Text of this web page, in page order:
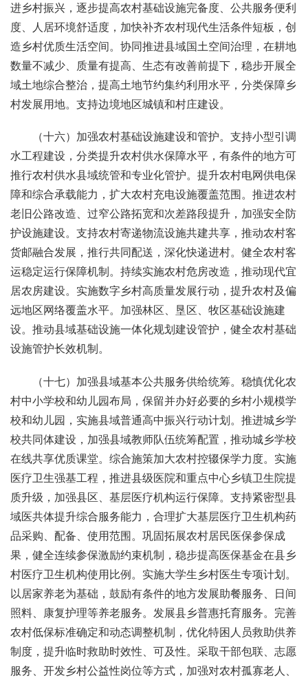
进乡村振兴，逐步提高农村基础设施完备度、公共服务便利
度、人居环境舒适度，加快补齐农村现代生活条件短板，创
造乡村优质生活空间。协同推进县域国土空间治理，在耕地
数量不减少、质量有提高、生态有改善前提下，稳步开展全
域土地综合整治，提高土地节约集约利用水平，分类保障乡
村发展用地。支持边境地区城镇和村庄建设。
（十六）加强农村基础设施建设和管护。支持小型引调
水工程建设，分类提升农村供水保障水平，有条件的地方可
推行农村供水县域统管和专业化管护。提升农村电网供电保
障和综合承载能力，扩大农村充电设施覆盖范围。推进农村
老旧公路改造、过窄公路拓宽和次差路段提升，加强安全防
护设施建设。支持农村寄递物流设施共建共享，推动农村客
货邮融合发展，推行共同配送，深化快递进村。健全农村客
运稳定运行保障机制。持续实施农村危房改造，推动现代宜
居农房建设。实施数字乡村高质量发展行动，提升农村及偏
远地区网络覆盖水平。加强林区、垦区、牧区基础设施建
设。推动县域基础设施一体化规划建设管护，健全农村基础
设施管护长效机制。
（十七）加强县域基本公共服务供给统筹。稳慎优化农
村中小学校和幼儿园布局，保留并办好必要的乡村小规模学
校和幼儿园，实施县域普通高中振兴行动计划。推进城乡学
校共同体建设，加强县域教师队伍统筹配置，推动城乡学校
在线共享优质课堂。综合施策加大农村控辍保学力度。实施
医疗卫生强基工程，推进县级医院和重点中心乡镇卫生院提
质升级，加强县区、基层医疗机构运行保障。支持紧密型县
域医共体提升综合服务能力，合理扩大基层医疗卫生机构药
品采购、配备、使用范围。巩固拓展农村居民医保参保成
果，健全连续参保激励约束机制，稳步提高医保基金在县乡
村医疗卫生机构使用比例。实施大学生乡村医生专项计划。
以居家养老为基础，鼓励有条件的地方发展助餐服务、日间
照料、康复护理等养老服务。发展县乡普惠托育服务。完善
农村低保标准确定和动态调整机制，优化特困人员救助供养
制度，提升临时救助时效性、可及性。采取干部包联、志愿
服务、开发乡村公益性岗位等方式，加强对农村孤寡老人、